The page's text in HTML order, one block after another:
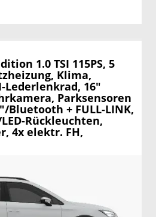
drucken
1.0 TSI 115PS, 5
Klima,
Lederlenkrad, 16"
Parksensoren
Bluetooth + FULL-LINK,
Rückleuchten,
4x elektr. FH,